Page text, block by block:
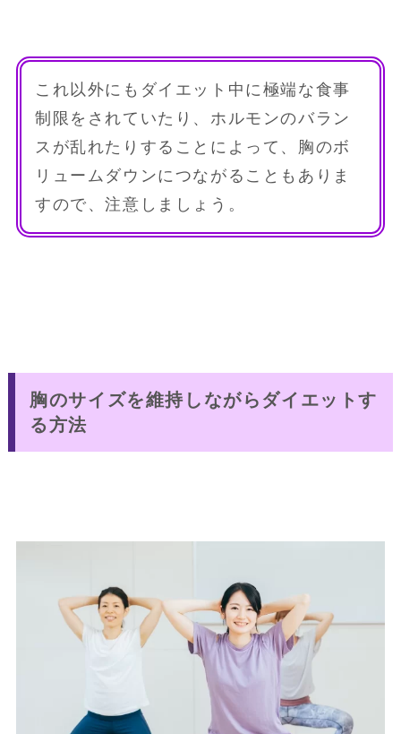
これ以外にもダイエット中に極端な食事
制限をされていたり、ホルモンのバラン
スが乱れたりすることによって、胸のボ
リュームダウンにつながることもありま
すので、注意しましょう。
胸のサイズを維持しながらダイエットす
る方法